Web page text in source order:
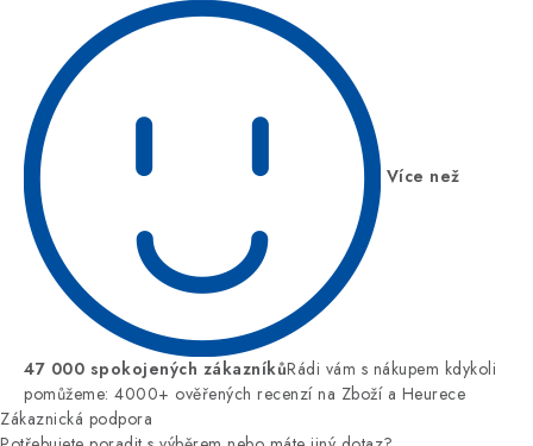
Více než
47 000 spokojených zákazníkůRádi vám s nákupem kdykoli
pomůžeme: 4000+ ověřených recenzí na Zboží a Heurece
Zákaznická podpora